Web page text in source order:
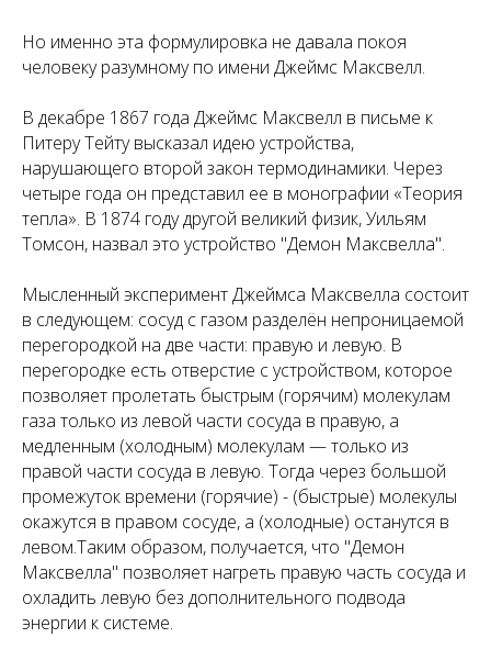
Но именно эта формулировка не давала покоя
человеку разумному по имени Джеймс Максвелл.
В декабре 1867 года Джеймс Максвелл в письме к
Питеру Тейту высказал идею устройства,
нарушающего второй закон термодинамики. Через
четыре года он представил ее в монографии «Теория
тепла». В 1874 году другой великий физик, Уильям
Томсон, назвал это устройство "Демон Максвелла".
Мысленный эксперимент Джеймса Максвелла состоит
в следующем: сосуд с газом разделён непроницаемой
перегородкой на две части: правую и левую. В
перегородке есть отверстие с устройством, которое
позволяет пролетать быстрым (горячим) молекулам
газа только из левой части сосуда в правую, а
медленным (холодным) молекулам — только из
правой части сосуда в левую. Тогда через большой
промежуток времени (горячие) - (быстрые) молекулы
окажутся в правом сосуде, а (холодные) останутся в
левом.Таким образом, получается, что "Демон
Максвелла" позволяет нагреть правую часть сосуда и
охладить левую без дополнительного подвода
энергии к системе.